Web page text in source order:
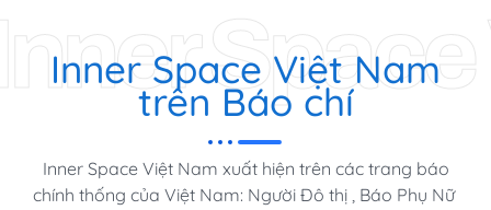
Inner Space Việt Nam
trên Báo chí
Inner Space Việt Nam xuất hiện trên các trang báo
chính thống của Việt Nam: Người Đô thị , Báo Phụ Nữ